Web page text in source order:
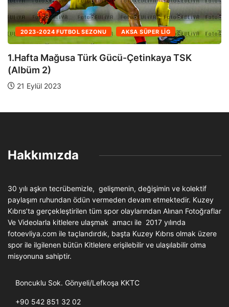
2023-2024 FUTBOL SEZONU AKSA SÜPER LIG
1.Hafta Mağusa Türk Gücü-Çetinkaya TSK
(Albüm 1)
21 Eylül 2023
Hakkımızda
30 yılı aşkın tecrübemizle, gelişmenin, değişimin ve kolektif
paylaşım ruhundan ödün vermeden devam etmektedir. Kuzey
Kıbrıs’ta gerçekleştirilen tüm spor olaylarından Alınan Fotoğraflar
Ve Videolarla kitlelere ulaşmak amacı ile 2017 yılında
fotoevliya.com ile taçlandırdık, başta Kuzey Kıbrıs olmak üzere
spor ile ilgilenen bütün Kitlelere erişilebilir ve ulaşılabilir olma
misyonuna sahiptir.
Boncuklu Sok. Gönyeli/Lefkoşa KKTC
+90 542 851 32 02